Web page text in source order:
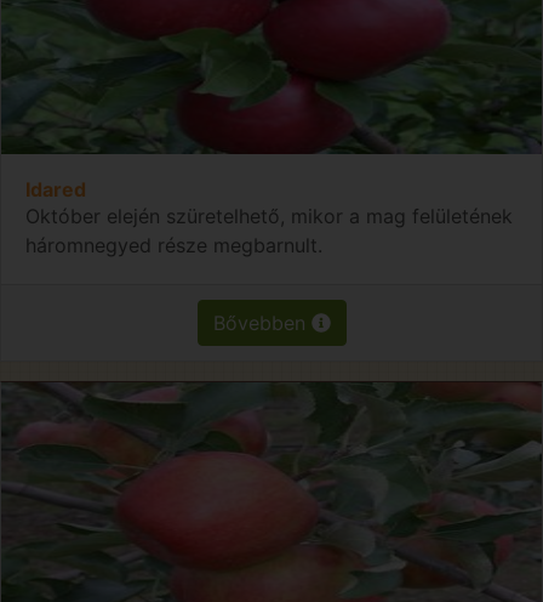
Idared
Október elején szüretelhető, mikor a mag felületének
háromnegyed része megbarnult.
Bővebben